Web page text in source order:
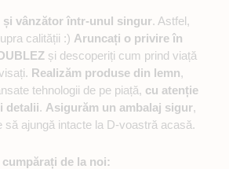
vânzător într-unul singur. Astfel,
calității :) Aruncați o privire în
și descoperiți cum prind viață
Realizăm produse din lemn,
tehnologii de pe piață, cu atenție
detalii. Asigurăm un ambalaj sigur,
să ajungă intacte la D-voastră acasă.
de la noi: